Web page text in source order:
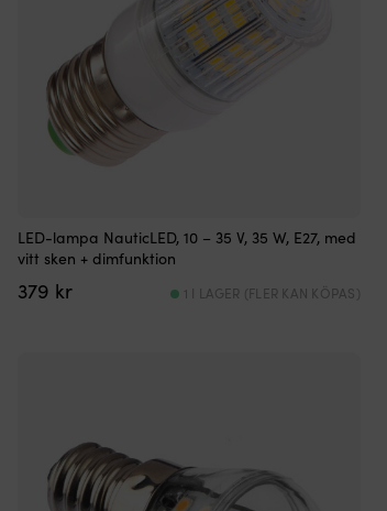
LED-lampa NauticLED, 10 – 35 V, 35 W, E27, med
vitt sken + dimfunktion
379 kr 1 I LAGER (FLER KAN KÖPAS)